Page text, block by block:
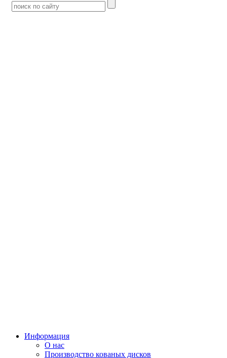
Информация
О нас
Производство кованых дисков